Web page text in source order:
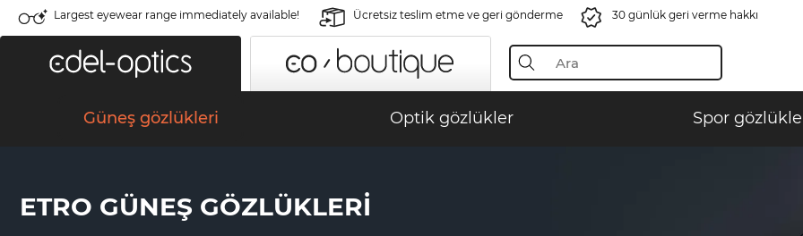
Largest eyewear range immediately available! Ücretsiz teslim etme ve geri gönderme 30 günlük geri verme hakkı
Güneş gözlükleri Optik gözlükler Spor
ETRO GÜNEŞ GÖZLÜKLERI